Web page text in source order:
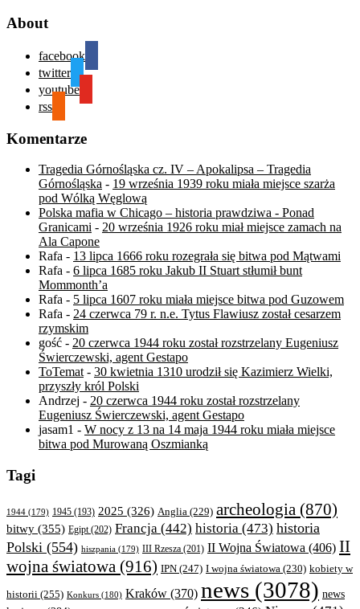
About
facebook
twitter
youtube
rss
Komentarze
Tragedia Górnośląska cz. IV – Apokalipsa – Tragedia
Górnośląska - 19 września 1939 roku miała miejsce szarża
pod Wólką Węglową
Polska mafia w Chicago – historia prawdziwa - Ponad
Granicami - 20 września 1926 roku miał miejsce zamach na
Ala Capone
Rafa - 13 lipca 1666 roku rozegrała się bitwa pod Mątwami
Rafa - 6 lipca 1685 roku Jakub II Stuart stłumił bunt
Mommonth’a
Rafa - 5 lipca 1607 roku miała miejsce bitwa pod Guzowem
Rafa - 24 czerwca 79 r. n.e. Tytus Flawiusz został cesarzem
rzymskim
gość - 20 czerwca 1944 roku został rozstrzelany Eugeniusz
Świerczewski, agent Gestapo
ToTemat- 30 kwietnia 1310 urodził się Kazimierz Wielki,
przyszły król Polski
Andrzej - 20 czerwca 1944 roku został rozstrzelany
Eugeniusz Świerczewski, agent Gestapo
jasam1 - W nocy z 13 na 14 maja 1944 roku miała miejsce
bitwa pod Murowaną Oszmianką
Tagi
1944 (179) 1945 (193) 2025 (326) Anglia (229) archeologia (870)
bitwy (355) Egipt(202) Francja (442) historia (473) historia
Polski (554) hiszpania (179) III Rzesza (201) II Wojna Światowa (406) II
wojna światowa (916) IPN (247) I wojna światowa (230) kobiety w
historii (255) Konkurs (180) Kraków (370) news (3078) news